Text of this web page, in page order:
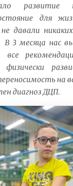
развитие
для
давали
3 месяца нас
физически
на
диагноз ДЦП.